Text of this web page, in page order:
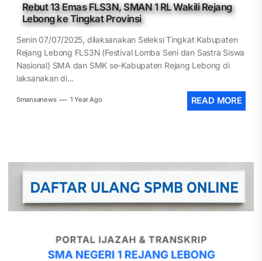
Rebut 13 Emas FLS3N, SMAN 1 RL Wakili Rejang
Lebong ke Tingkat Provinsi
Senin 07/07/2025, dilaksanakan Seleksi Tingkat Kabupaten
Rejang Lebong FLS3N (Festival Lomba Seni dan Sastra Siswa
Nasional) SMA dan SMK se-Kabupaten Rejang Lebong di
laksanakan di...
Smansanews 1 Year Ago READ MORE